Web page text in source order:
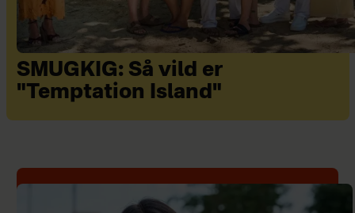
SMUGKIG: Så vild er
"Temptation Island"